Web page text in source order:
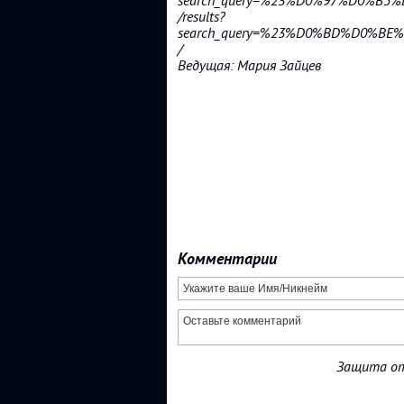
/results?
/
Ведущая: Мария Зайцев
Комментарии
Защита